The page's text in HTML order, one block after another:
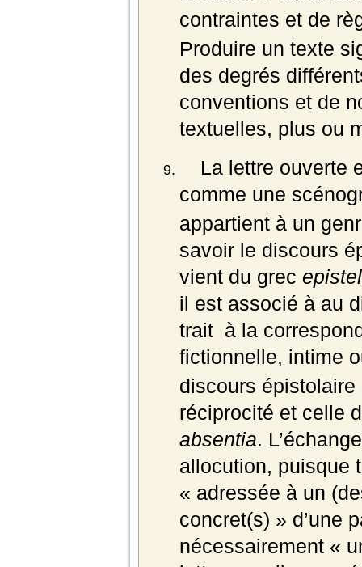
contraintes et de
Produire un texte
des degrés
conventions et de
textuelles, plus ou
La lettre ouverte
comme une
appartient à un
savoir le discours
vient du grec
il est associé à au
trait à la
fictionnelle, intime
discours épistolaire
réciprocité et celle
absentia.
allocution, puisque
« adressée à un
concret(s) » d’une
nécessairement «